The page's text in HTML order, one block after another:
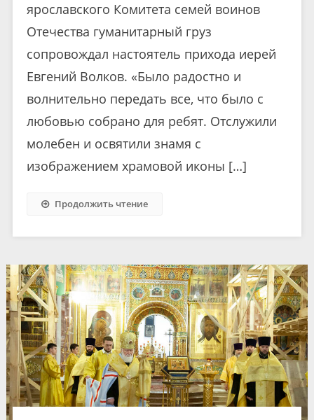
ярославского Комитета семей воинов
Отечества гуманитарный груз
сопровождал настоятель прихода иерей
Евгений Волков. «Было радостно и
волнительно передать все, что было с
любовью собрано для ребят. Отслужили
молебен и освятили знамя с
изображением храмовой иконы […]
Продолжить чтение